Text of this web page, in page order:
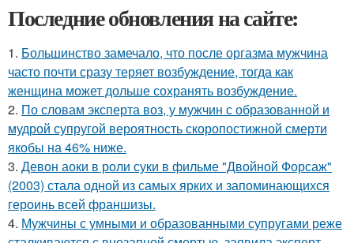
Последние обновления на сайте:
1. Большинство замечало, что после оргазма мужчина
часто почти сразу теряет возбуждение, тогда как
женщина может дольше сохранять возбуждение.
2. По словам эксперта воз, у мужчин с образованной и
мудрой супругой вероятность скоропостижной смерти
якобы на 46% ниже.
3. Девон аоки в роли суки в фильме "Двойной Форсаж"
(2003) стала одной из самых ярких и запоминающихся
героинь всей франшизы.
4. Мужчины с умными и образованными супругами реже